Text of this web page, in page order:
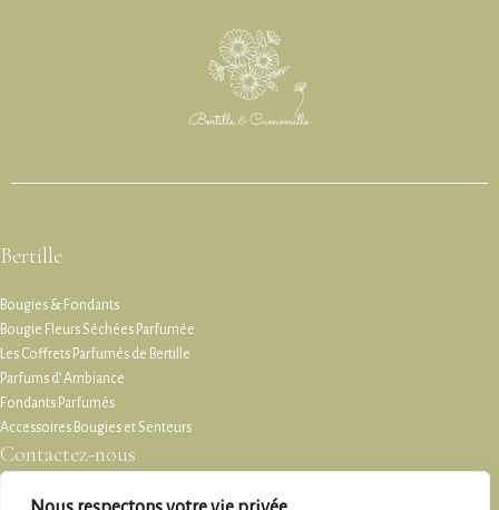
Bertille
Bougies & Fondants
Bougie Fleurs Séchées Parfumée
Les Coffrets Parfumés de Bertille
Parfums d’ Ambiance
Fondants Parfumés
Accessoires Bougies et Senteurs
Contactez-nous
Service client